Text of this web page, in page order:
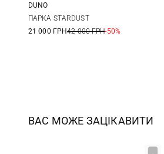
48 50
DUNO
ПАРКА STARDUST
21 000 ГРН42 000 ГРН-50%
ВАС МОЖЕ ЗАЦІКАВИТИ